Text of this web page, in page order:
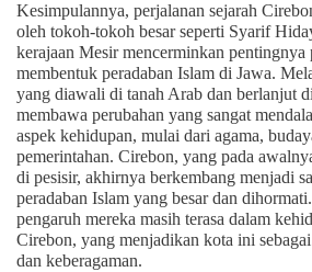
Kesimpulannya, perjalanan sejarah
oleh tokoh-tokoh besar seperti Syarif
kerajaan Mesir mencerminkan pentingnya
membentuk peradaban Islam di Jawa.
yang diawali di tanah Arab dan berlanjut
membawa perubahan yang sangat
aspek kehidupan, mulai dari agama,
pemerintahan. Cirebon, yang pada
di pesisir, akhirnya berkembang menjadi
peradaban Islam yang besar dan
pengaruh mereka masih terasa dalam
Cirebon, yang menjadikan kota ini
dan keberagaman.